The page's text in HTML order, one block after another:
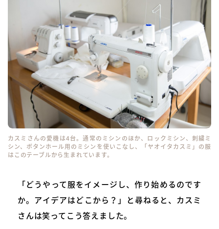
カスミさんの愛機は4台。通常のミシンのほか、ロックミシン、刺繍ミ
シン、ボタンホール用のミシンを使いこなし、「ヤオイタカスミ」の服
はこのテーブルから生まれています。
「どうやって服をイメージし、作り始めるのです
か。アイデアはどこから？」と尋ねると、カスミ
さんは笑ってこう答えました。